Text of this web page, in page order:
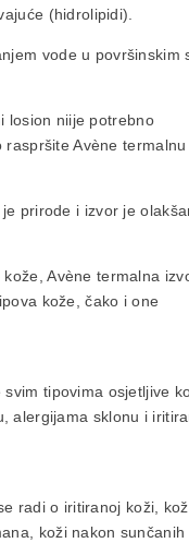
(hidrolipidi).
vode u površinskim
losion niije potrebno
Avène termalnu
prirode i izvor je
Avène termalna
kože, čako i one
tipovima osjetljive
alergijama sklonu i
radi o iritiranoj koži,
koži nakon